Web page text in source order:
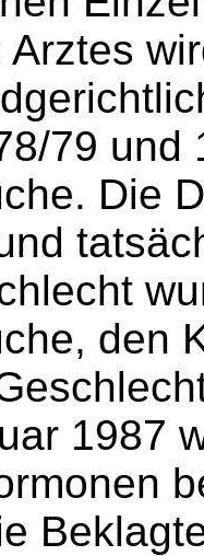
79 und
Die
den
1987